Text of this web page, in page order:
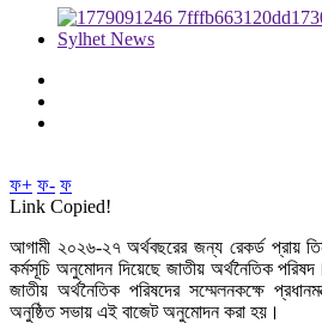
ফ+ ফ- ফ
Link Copied!
আগামী ২০২৬-২৭ অর্থবছরের জন্য রেকর্ড প্রায়
কর্মসূচি অনুমোদন দিয়েছে জাতীয় অর্থনৈতিক
জাতীয় অর্থনৈতিক পরিষদের সম্মেলনকক্ষে
অনুষ্ঠিত সভায় এই বাজেট অনুমোদন করা হয়।